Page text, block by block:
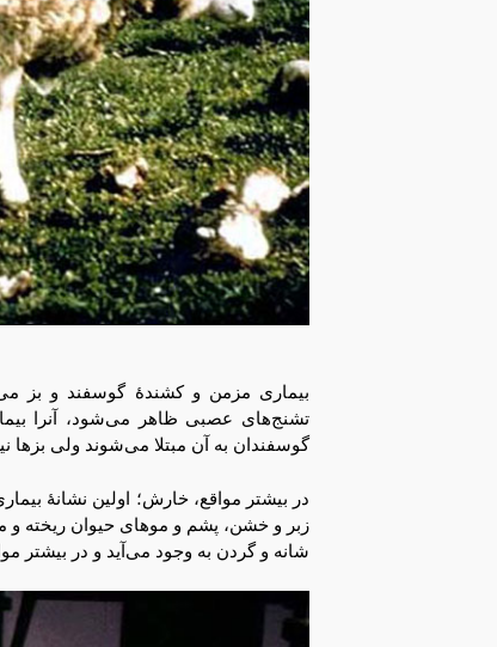
بیماری مزمن و کشندۀ گوسفند و بز
تشنج‌های عصبی ظاهر می‌شود، آنرا
گوسفندان به آن مبتلا می‌شوند ولی بزها
در بیشتر مواقع، خارش؛ اولین نشانۀ
زبر و خشن، پشم و موهای حیوان ریخته و
شانه و گردن به وجود می‌آید و در بیشتر